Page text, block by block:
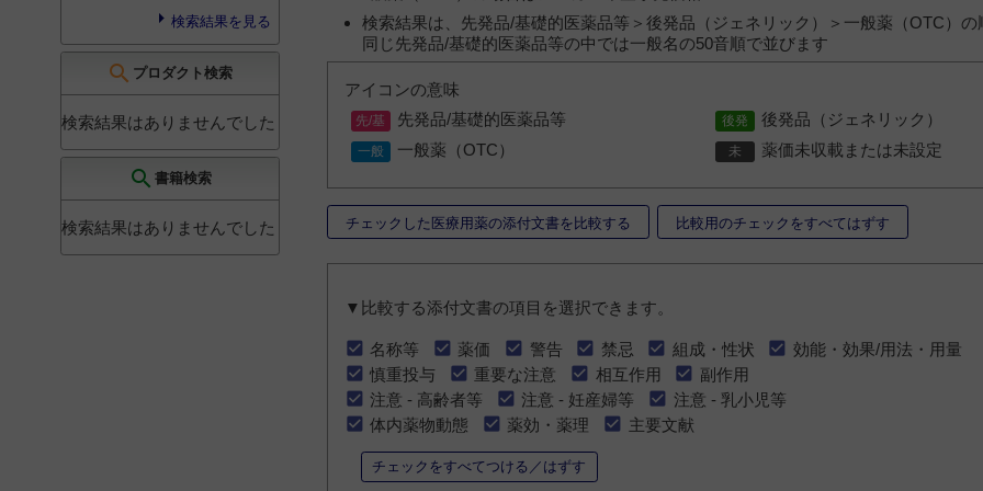
検索結果を見る
search プロダクト検索
検索結果はありませんでした
search 書籍検索
検索結果はありませんでした
検索結果は、先発品/基礎的医薬品等＞後発品（ジェネリック）＞一般薬（OTC）の
同じ先発品/基礎的医薬品等の中では一般名の50音順で並びます
アイコンの意味
先発品/基礎的医薬品等
後発品（ジェネリック）
一般薬（OTC）
薬価未収載または未設定
チェックした医療用薬の添付文書を比較する 比較用のチェックをすべてはずす
▼比較する添付文書の項目を選択できます。
名称等 薬価 警告 禁忌 組成・性状
効能・効果/用法・用量
慎重投与
重要な注意 相互作用
副作用
注意 - 高齢者等
注意 - 妊産婦等
注意 - 乳小児等
体内薬物動態
薬効・薬理 主要文献
チェックをすべてつける／はずす